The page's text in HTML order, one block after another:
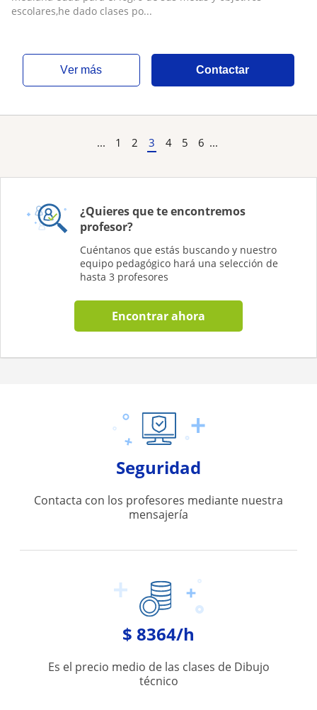
escolares,he dado clases po...
ver más Contactar
... 1 2 3 4 5 6 ...
¿Quieres que te encontremos
profesor?
Cuéntanos que estás buscando y nuestro
equipo pedagógico hará una selección de
hasta 3 profesores
Encontrar ahora
Seguridad
Contacta con los profesores mediante nuestra
mensajería
$ 8364/h
Es el precio medio de las clases de Dibujo
técnico